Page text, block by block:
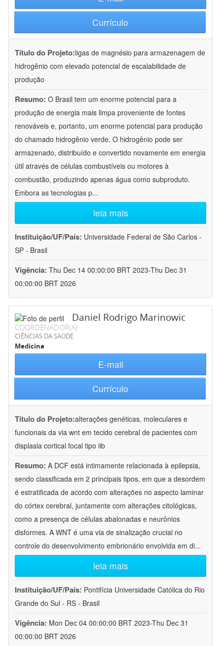
Currículo
Título do Projeto:ligas de magnésio para armazenagem de
hidrogênio com elevado potencial de escalabilidade de
produção
Resumo: O Brasil tem um enorme potencial para a
produção de energia mais limpa proveniente de fontes
renováveis e, portanto, um enorme potencial para produção
do chamado hidrogênio verde. O hidrogênio pode ser
armazenado, distribuído e convertido novamente em energia
útil através de células combustíveis ou motores à
combustão, produzindo apenas água como subproduto.
Embora as tecnologias p...
leia mais
Instituição/UF/País: Universidade Federal de São Carlos -
SP - Brasil
Vigência: Thu Dec 14 00:00:00 BRT 2023-Thu Dec 31
00:00:00 BRT 2026
Daniel Rodrigo Marinowic
COORDENADOR(A)
CIÊNCIAS DA SAÚDE
Medicina
E-mail
Currículo
Título do Projeto:alterações genéticas, moleculares e
funcionais da via wnt em tecido cerebral de pacientes com
displasia cortical focal tipo iib
Resumo: A DCF está intimamente relacionada à epilepsia,
sendo classificada em 2 principais tipos, em que a desordem
é estratificada de acordo com alterações no aspecto laminar
do córtex cerebral, juntamente com alterações citológicas,
como a presença de células abalonadas e neurônios
disformes. A WNT é uma via de sinalização crucial no
controle do desenvolvimento embrionário envolvida em di...
leia mais
Instituição/UF/País: Pontifícia Universidade Católica do Rio
Grande do Sul - RS - Brasil
Vigência: Mon Dec 04 00:00:00 BRT 2023-Thu Dec 31
00:00:00 BRT 2026